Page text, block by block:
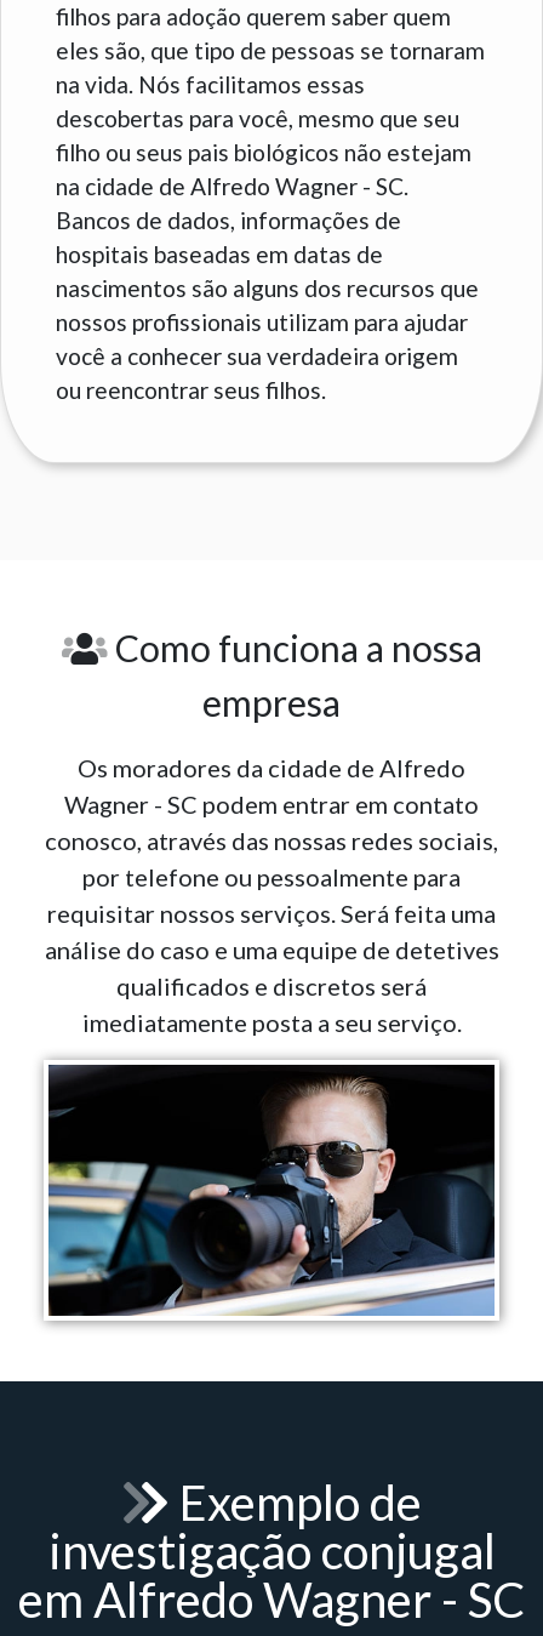
filhos para adoção querem saber quem
eles são, que tipo de pessoas se tornaram
na vida. Nós facilitamos essas
descobertas para você, mesmo que seu
filho ou seus pais biológicos não estejam
na cidade de Alfredo Wagner - SC.
Bancos de dados, informações de
hospitais baseadas em datas de
nascimentos são alguns dos recursos que
nossos profissionais utilizam para ajudar
você a conhecer sua verdadeira origem
ou reencontrar seus filhos.
Como funciona a nossa
empresa
Os moradores da cidade de Alfredo
Wagner - SC podem entrar em contato
conosco, através das nossas redes sociais,
por telefone ou pessoalmente para
requisitar nossos serviços. Será feita uma
análise do caso e uma equipe de detetives
qualificados e discretos será
imediatamente posta a seu serviço.
Exemplo de
investigação conjugal
em Alfredo Wagner - SC